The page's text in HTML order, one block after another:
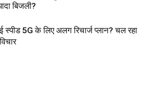
बिजली?
स्पीड 5G के लिए अलग रिचार्ज प्लान? चल रहा